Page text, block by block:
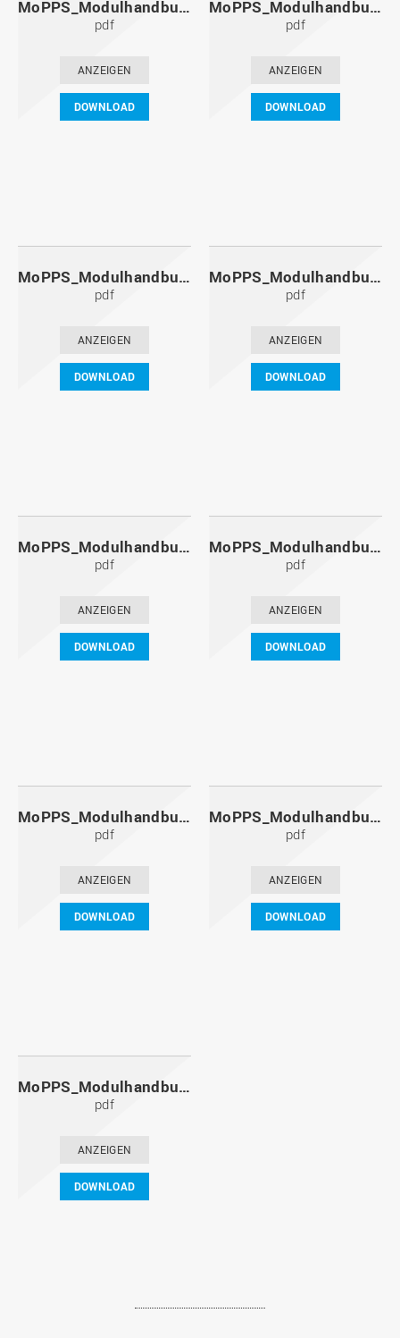
MoPPS_Modulhandbuch_20131201.pdf
pdf
ANZEIGEN
DOWNLOAD
MoPPS_Modulhandbuch_20130601.pdf
pdf
ANZEIGEN
DOWNLOAD
MoPPS_Modulhandbuch_20121201.pdf
pdf
ANZEIGEN
DOWNLOAD
MoPPS_Modulhandbuch_20120601.pdf
pdf
ANZEIGEN
DOWNLOAD
MoPPS_Modulhandbuch_20111201.pdf
pdf
ANZEIGEN
DOWNLOAD
MoPPS_Modulhandbuch_20110601.pdf
pdf
ANZEIGEN
DOWNLOAD
MoPPS_Modulhandbuch_20101201.pdf
pdf
ANZEIGEN
DOWNLOAD
MoPPS_Modulhandbuch_20100601.pdf
pdf
ANZEIGEN
DOWNLOAD
MoPPS_Modulhandbuch_20091201.pdf
pdf
ANZEIGEN
DOWNLOAD